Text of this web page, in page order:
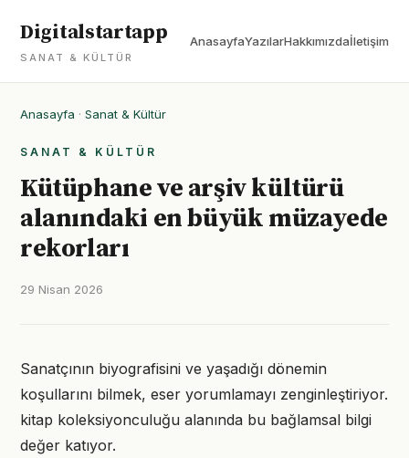
Digitalstartapp
SANAT & KÜLTÜR
AnasayfaYazılarHakkımızdaİletişim
Anasayfa · Sanat & Kültür
SANAT & KÜLTÜR
Kütüphane ve arşiv kültürü
alanındaki en büyük müzayede
rekorları
29 Nisan 2026
Sanatçının biyografisini ve yaşadığı dönemin
koşullarını bilmek, eser yorumlamayı zenginleştiriyor.
kitap koleksiyonculuğu alanında bu bağlamsal bilgi
değer katıyor.